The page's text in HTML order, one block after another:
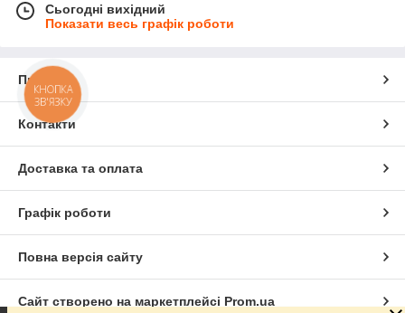
Сьогодні вихідний
Показати весь графік роботи
Про нас
Контакти
Доставка та оплата
Графік роботи
Повна версія сайту
Сайт створено на маркетплейсі Prom.ua
КНОПКА
ЗВ'ЯЗКУ